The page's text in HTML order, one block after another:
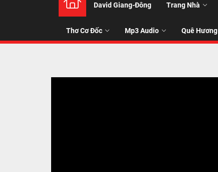
NHẠC
-
TALK
David Giang-Đông Trang Nhà
Thơ Cơ Đốc Mp3 Audio Quê Hương